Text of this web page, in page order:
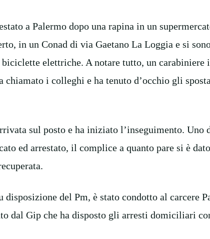
a Palermo dopo una rapina in un
in un Conad di via Gaetano La Loggia e si
elettriche. A notare tutto, un carabiniere
i colleghi e ha tenuto d’occhio gli
sul posto e ha iniziato l’inseguimento. Uno
ed arrestato, il complice a quanto pare si è
disposizione del Pm, è stato condotto al carcere
dal Gip che ha disposto gli arresti domiciliari